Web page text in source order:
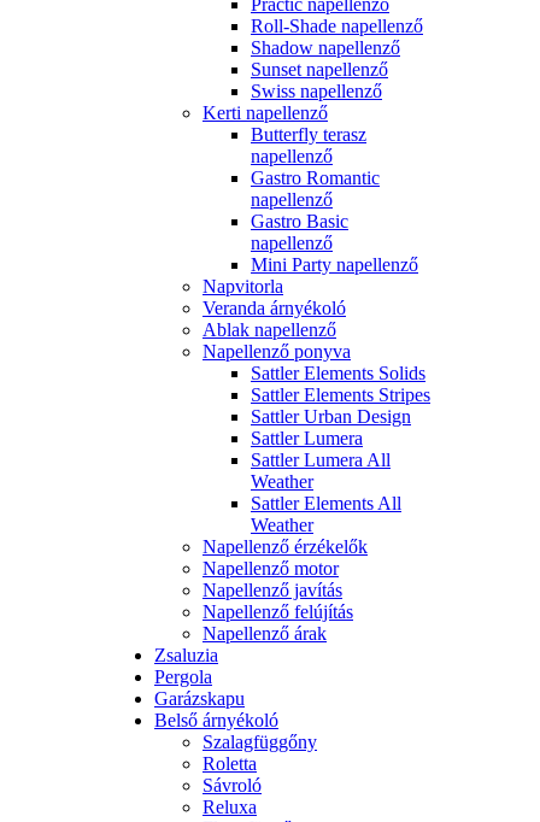
Practic napellenző
Roll-Shade napellenző
Shadow napellenző
Sunset napellenző
Swiss napellenző
Kerti napellenző
Butterfly terasz
napellenző
Gastro Romantic
napellenző
Gastro Basic
napellenző
Mini Party napellenző
Napvitorla
Veranda árnyékoló
Ablak napellenző
Napellenző ponyva
Sattler Elements Solids
Sattler Elements Stripes
Sattler Urban Design
Sattler Lumera
Sattler Lumera All
Weather
Sattler Elements All
Weather
Napellenző érzékelők
Napellenző motor
Napellenző javítás
Napellenző felújítás
Napellenző árak
Zsaluzia
Pergola
Garázskapu
Belső árnyékoló
Szalagfüggőny
Roletta
Sávroló
Reluxa